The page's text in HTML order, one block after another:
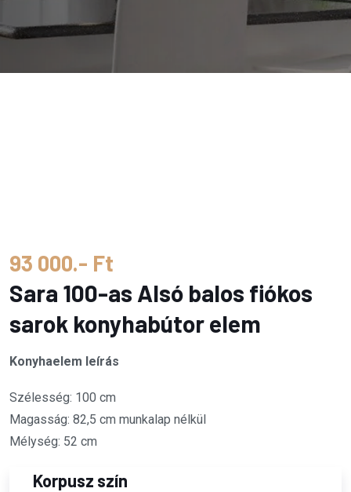
93 000.- Ft
Sara 100-as Alsó balos fiókos
sarok konyhabútor elem
Konyhaelem leírás
Szélesség: 100 cm
Magasság: 82,5 cm munkalap nélkül
Mélység: 52 cm
Korpusz szín